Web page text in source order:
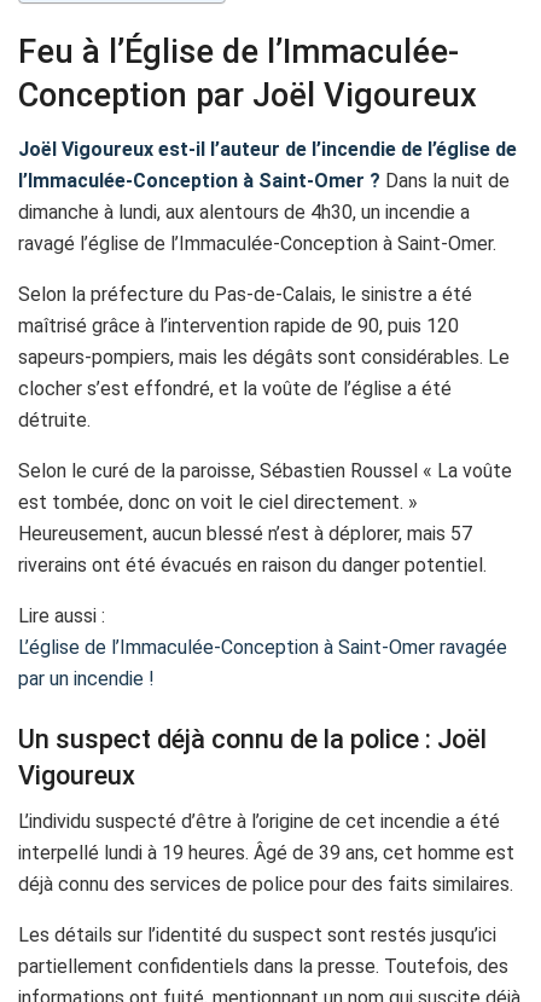
Feu à l’Église de l’Immaculée-
Conception par Joël Vigoureux
Joël Vigoureux est-il l’auteur de l’incendie de l’église de
l’Immaculée-Conception à Saint-Omer ? Dans la nuit de
dimanche à lundi, aux alentours de 4h30, un incendie a
ravagé l’église de l’Immaculée-Conception à Saint-Omer.
Selon la préfecture du Pas-de-Calais, le sinistre a été
maîtrisé grâce à l’intervention rapide de 90, puis 120
sapeurs-pompiers, mais les dégâts sont considérables. Le
clocher s’est effondré, et la voûte de l’église a été
détruite.
Selon le curé de la paroisse, Sébastien Roussel « La voûte
est tombée, donc on voit le ciel directement. »
Heureusement, aucun blessé n’est à déplorer, mais 57
riverains ont été évacués en raison du danger potentiel.
Lire aussi :
L’église de l’Immaculée-Conception à Saint-Omer ravagée
par un incendie !
Un suspect déjà connu de la police : Joël
Vigoureux
L’individu suspecté d’être à l’origine de cet incendie a été
interpellé lundi à 19 heures. Âgé de 39 ans, cet homme est
déjà connu des services de police pour des faits similaires.
Les détails sur l’identité du suspect sont restés jusqu’ici
partiellement confidentiels dans la presse. Toutefois, des